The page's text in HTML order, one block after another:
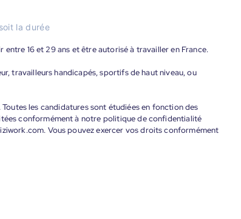
la durée
16 et 29 ans et être autorisé à travailler en France.
travailleurs handicapés, sportifs de haut niveau, ou
les candidatures sont étudiées en fonction des
conformément à notre politique de confidentialité
Vous pouvez exercer vos droits conformément